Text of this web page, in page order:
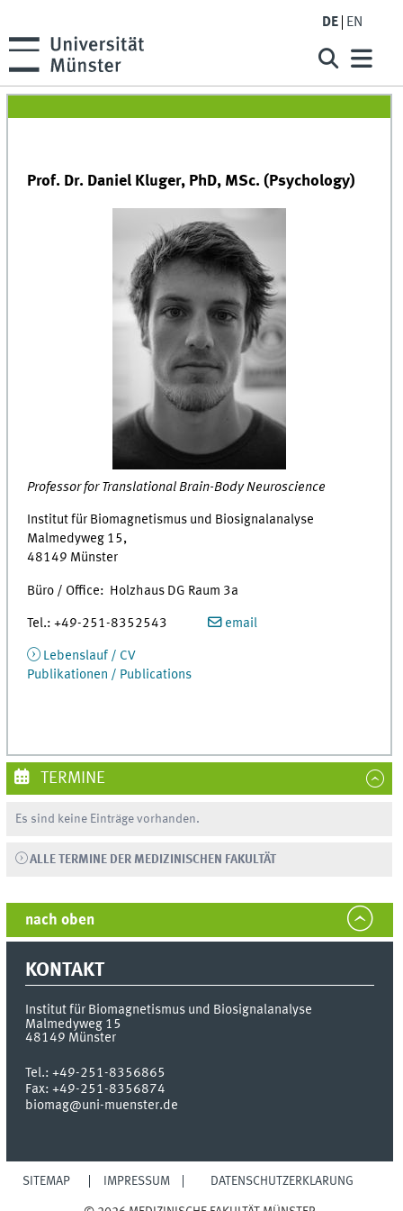
DE EN
Prof. Dr. Daniel Kluger, PhD, MSc. (Psychology)
Professor for Translational Brain-Body Neuroscience
Institut für Biomagnetismus und Biosignalanalyse
Malmedyweg 15,
48149 Münster
Büro / Office: Holzhaus DG Raum 3a
Tel.: +49-251-8352543 email
Lebenslauf / CV
Publikationen / Publications
TERMINE
Es sind keine Einträge vorhanden.
ALLE TERMINE DER MEDIZINISCHEN FAKULTÄT
nach oben
KONTAKT
Institut für Biomagnetismus und Biosignalanalyse
Malmedyweg 15
48149 Münster
Tel.:+49-251-8356865
Fax:+49-251-8356874
biomag@uni-muenster.de
SITEMAP IMPRESSUM DATENSCHUTZERKLÄRUNG